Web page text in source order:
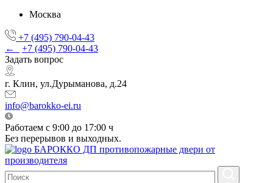
Москва
+7 (495) 790-04-43
←
+7 (495) 790-04-43
Задать вопрос
г. Клин, ул.Дурыманова, д.24
info@barokko-ei.ru
Работаем с 9:00 до 17:00 ч
Без перерывов и выходных.
БАРОККО ДП противопожарные двери от
производителя